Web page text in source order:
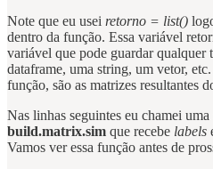
Note que eu usei retorno = list()
dentro da função. Essa variável
variável que pode guardar qualquer
dataframe, uma string, um vetor,
função, são as matrizes resultantes
Nas linhas seguintes eu chamei
build.matrix.sim que recebe labels
Vamos ver essa função antes de